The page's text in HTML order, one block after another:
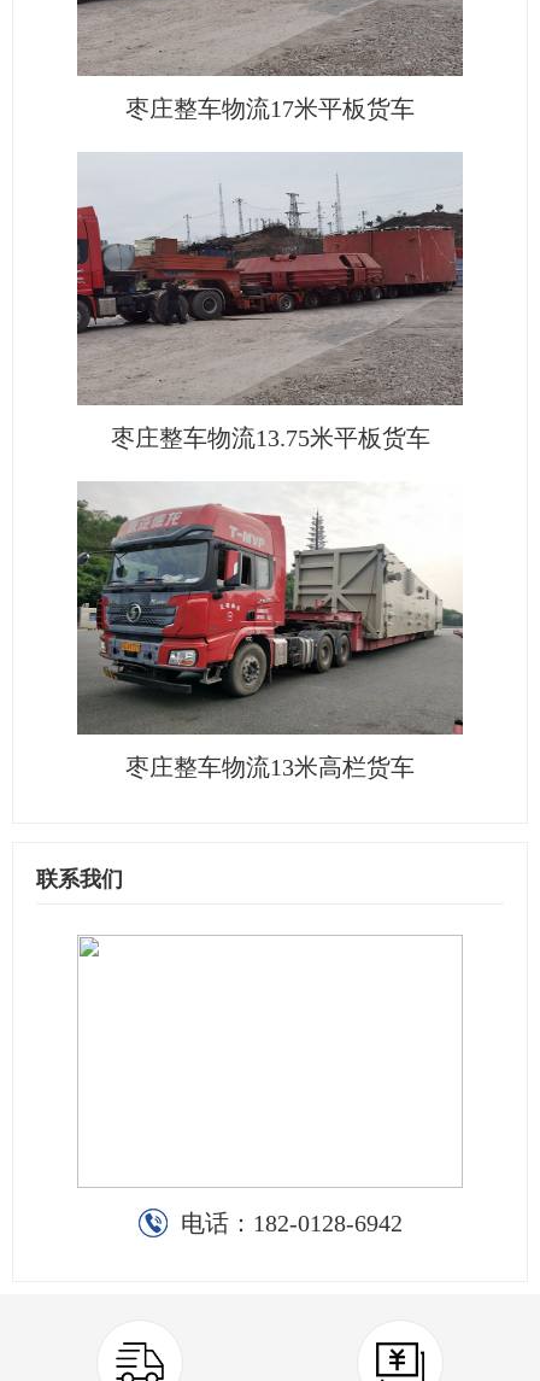
枣庄整车物流17米平板货车
枣庄整车物流13.75米平板货车
枣庄整车物流13米高栏货车
联系我们
电话： 182-0128-6942